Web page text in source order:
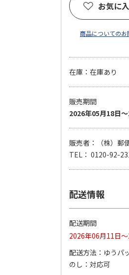
手】ハッピーグリー
【グリーティング切
手】グリーティン
円…
4.8（11）
5,500円
お気に
商品についてのお
在庫：在庫あり
販売期間
2026年05月18日
販売者：（株）郵
TEL： 0120-92-
配送情報
配送期間
2026年06月11日
配送方法
ゆうパ
のし
対応可